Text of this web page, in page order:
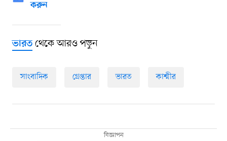
করুন
ভারতথেকে আরও পড়ুন
সাংবাদিক গ্রেপ্তার ভারত কাশ্মীর